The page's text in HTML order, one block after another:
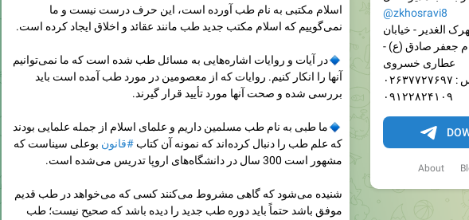
@zkhosravi8
الغدیر - خیابان
جعفر صادق (ع) -
عطاری خسروی
۰۹۱۲۲۸۲۴۱۰۹
About
اسلام مکتبی به نام طب آورده است، این حرف درست نیست و ما
نمی‌گوییم که اسلام مکتب جدید طب مانند عقائد و اخلاق ایجاد کرده است.
🔹در آیات و روایات اشاره‌هایی به مسائل طب شده است که ما نمی‌توانیم
آنها را انکار کنیم. روایات که از معصومین در مورد طب آمده است باید
بررسی شده و صحت آنها مورد تأیید قرار گیرند.
🔹ما طبی به نام طب مسلمین داریم و علمای اسلام از جمله علمایی بودند
که علم طب را دنبال کرده‌اند که نمونه آن کتاب #قانون بوعلی سیناست که
مشهور است 300 سال در دانشگاه‌های اروپا تدریس می‌شده است.
شنیده می‌شود که گاهی مشروط می‌کنند کسی که می‌خواهد در طب قدیم
موفق باشد حتماً باید دوره طب جدید را دیده باشد که صحیح نیست؛ طب